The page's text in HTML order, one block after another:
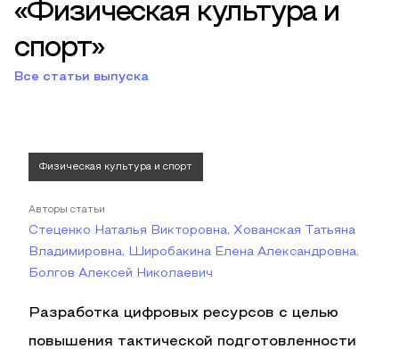
«Физическая культура и
спорт»
Все статьи выпуска
Физическая культура и спорт
Авторы статьи
Стеценко Наталья Викторовна, Хованская Татьяна
Владимировна, Широбакина Елена Александровна,
Болгов Алексей Николаевич
Разработка цифровых ресурсов с целью
повышения тактической подготовленности